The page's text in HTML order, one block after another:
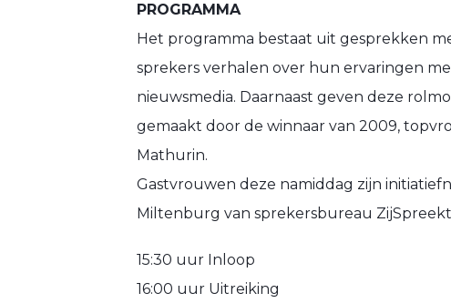
PROGRAMMA
Het programma bestaat uit gesprekken
sprekers verhalen over hun ervaringen
nieuwsmedia. Daarnaast geven deze
gemaakt door de winnaar van 2009,
Mathurin.
Gastvrouwen deze namiddag zijn
Miltenburg van sprekersbureau
15:30 uur Inloop
16:00 uur Uitreiking